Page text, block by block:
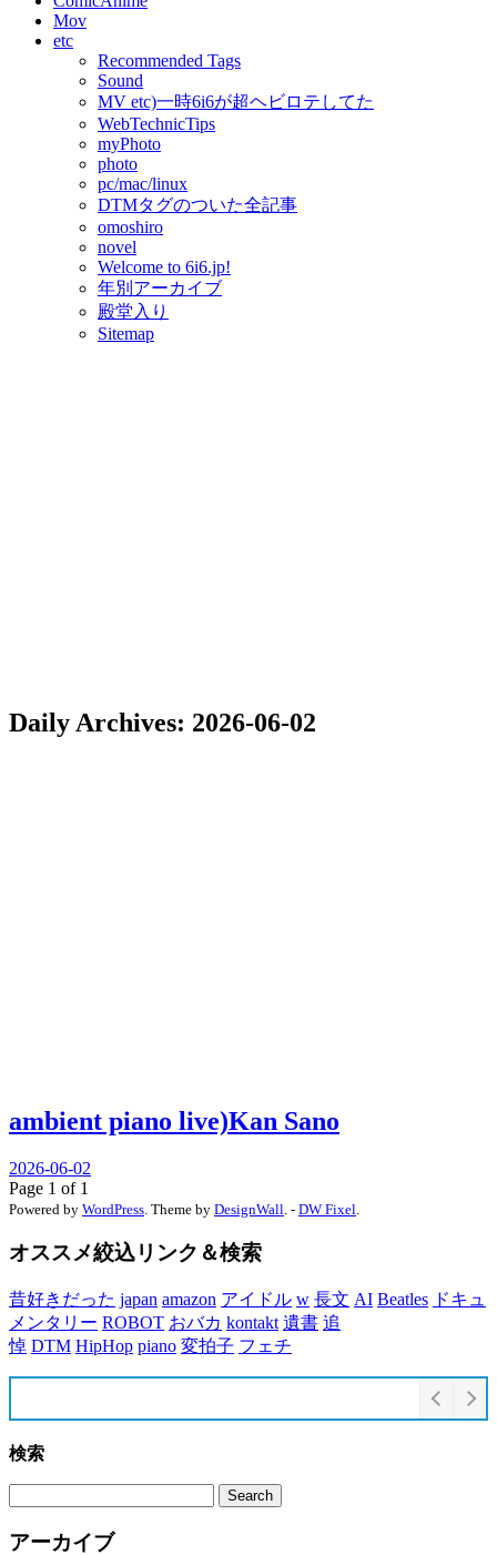
Mov
etc
Recommended Tags
Sound
MV etc)一時6i6が超ヘビロテしてた
WebTechnicTips
myPhoto
photo
pc/mac/linux
DTMタグのついた全記事
omoshiro
novel
Welcome to 6i6.jp!
年別アーカイブ
殿堂入り
Sitemap
Daily Archives: 2026-06-02
ambient piano live)Kan Sano
2026-06-02
Page 1 of 1
Powered by WordPress . Theme by DesignWall . - DW Fixel
オススメ絞込リンク＆検索
昔好きだった japan amazon アイドル w 長文 AI Beatles ドキュ
メンタリー ROBOT おバカ kontakt 遺書 追
悼 DTM HipHop piano 変拍子 フェチ
検索
アーカイブ